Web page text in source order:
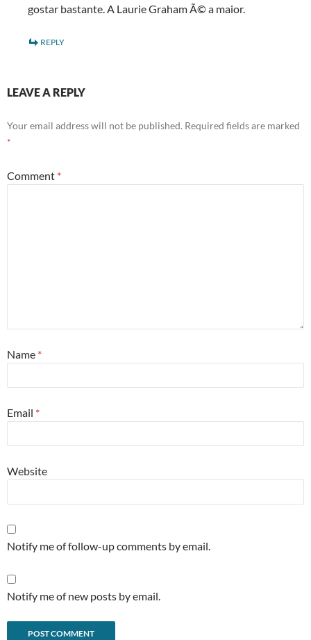
gostar bastante. A Laurie Graham Ã© a maior.
REPLY
LEAVE A REPLY
Your email address will not be published. Required fields are marked
*
Comment *
Name *
Email *
Website
Notify me of follow-up comments by email.
Notify me of new posts by email.